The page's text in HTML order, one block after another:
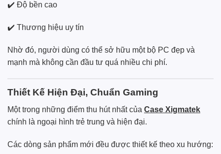
✔️ Độ bền cao
✔️ Thương hiệu uy tín
Nhờ đó, người dùng có thể sở hữu một bộ PC đẹp và
mạnh mà không cần đầu tư quá nhiều chi phí.
Thiết Kế Hiện Đại, Chuẩn Gaming
Một trong những điểm thu hút nhất của Case Xigmatek
chính là ngoại hình trẻ trung và hiện đại.
Các dòng sản phẩm mới đều được thiết kế theo xu hướng: